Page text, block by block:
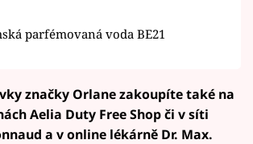
parfémovaná voda BE21
značky Orlane zakoupíte také na
Aelia Duty Free Shop či v síti
a v online lékárně Dr. Max.